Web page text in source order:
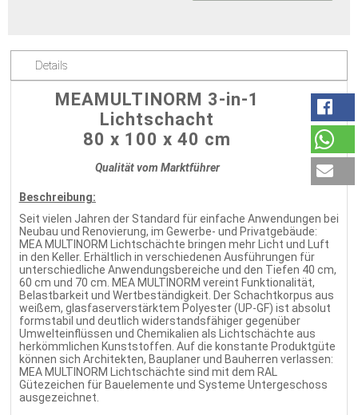
Details
MEAMULTINORM 3-in-1
Lichtschacht
80 x 100 x 40 cm
Qualität vom Marktführer
Beschreibung:
Seit vielen Jahren der Standard für einfache Anwendungen bei
Neubau und Renovierung, im Gewerbe- und Privatgebäude:
MEA MULTINORM Lichtschächte bringen mehr Licht und Luft
in den Keller. Erhältlich in verschiedenen Ausführungen für
unterschiedliche Anwendungsbereiche und den Tiefen 40 cm,
60 cm und 70 cm. MEA MULTINORM vereint Funktionalität,
Belastbarkeit und Wertbeständigkeit. Der Schachtkorpus aus
weißem, glasfaserverstärktem Polyester (UP-GF) ist absolut
formstabil und deutlich widerstandsfähiger gegenüber
Umwelteinflüssen und Chemikalien als Lichtschächte aus
herkömmlichen Kunststoffen. Auf die konstante Produktgüte
können sich Architekten, Bauplaner und Bauherren verlassen:
MEA MULTINORM Lichtschächte sind mit dem RAL
Gütezeichen für Bauelemente und Systeme Untergeschoss
ausgezeichnet.